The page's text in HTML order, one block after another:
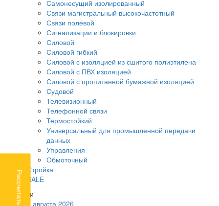
Самонесущий изолированный
Связи магистральный высокочастотный
Связи полевой
Сигнализации и блокировки
Силовой
Силовой гибкий
Силовой с изоляцией из сшитого полиэтилена
Силовой с ПВХ изоляцией
Силовой с пропитанной бумажной изоляцией
Судовой
Телевизионный
Телефонной связи
Термостойкий
Универсальный для промышленной передачи
данных
Управления
Обмоточный
Стройка
SALE
Новости
3 августа 2026